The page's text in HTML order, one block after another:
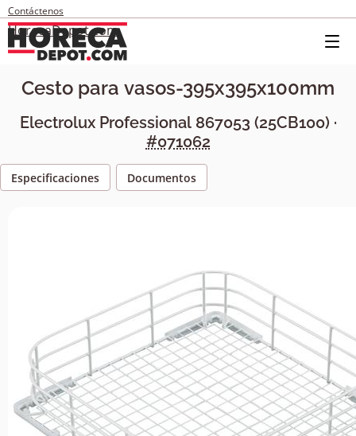
Contáctenos
HorecaDepot.com
Cesto para vasos-395x395x100mm
Electrolux Professional 867053 (25CB100) ·
#071062
Especificaciones Documentos